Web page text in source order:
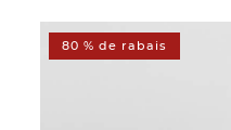
80 % de rabais